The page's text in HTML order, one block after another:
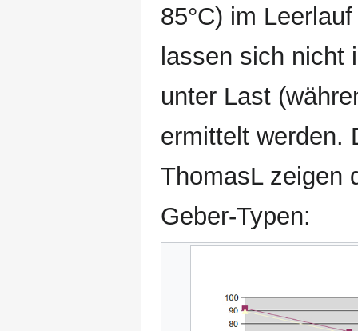
85°C) im
lassen sich nicht
unter Last
ermittelt werden.
ThomasL zeigen
Geber-Typen: